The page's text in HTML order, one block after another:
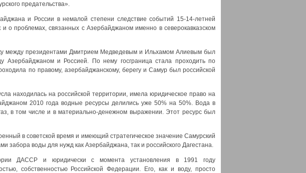
предательства».
и России в немалой степени следствие событий 15-14-летней
о проблемах, связанных с Азербайджаном именно в северокавказском
между президентами Дмитрием Медведевым и Ильхамом Алиевым был
Азербайджаном и Россией. По нему госграница стала проходить по
по правому, азербайджанскому, берегу и Самур был российской
находилась на российской территории, имела юридическое право на
2010 года водные ресурсы делились уже 50% на 50%. Вода в
в том числе и в материально-денежном выражении. Этот ресурс был
в советской время и имеющий стратегическое значение Самурский
забора воды для нужд как Азербайджана, так и российского Дагестана.
ДАССР и юридически с момента установления в 1991 году
собственностью Российской Федерации. Его, как и воду, просто